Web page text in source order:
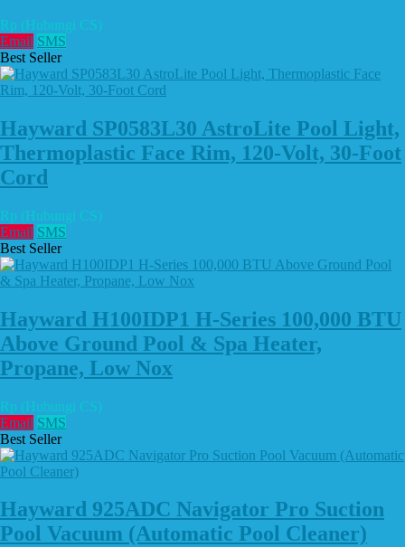
Rp (Hubungi CS)
Email SMS
Best Seller
Hayward SP0583L30 AstroLite Pool Light,
Thermoplastic Face Rim, 120-Volt, 30-Foot
Cord
Rp (Hubungi CS)
Email SMS
Best Seller
Hayward H100IDP1 H-Series 100,000 BTU
Above Ground Pool & Spa Heater,
Propane, Low Nox
Rp (Hubungi CS)
Email SMS
Best Seller
Hayward 925ADC Navigator Pro Suction
Pool Vacuum (Automatic Pool Cleaner)